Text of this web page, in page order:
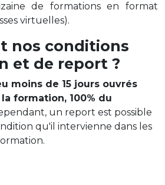
de formations en format
virtuelles).
nos conditions
et de report ?
moins de 15 jours ouvrés
formation, 100% du
un report est possible
qu'il intervienne dans les